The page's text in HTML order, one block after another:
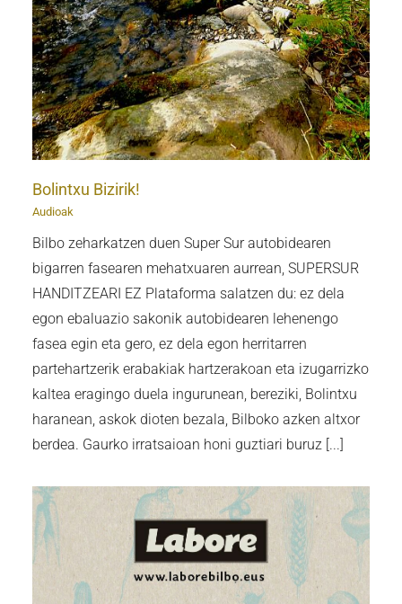
Bolintxu Bizirik!
Audioak
Bilbo zeharkatzen duen Super Sur autobidearen
bigarren fasearen mehatxuaren aurrean, SUPERSUR
HANDITZEARI EZ Plataforma salatzen du: ez dela
egon ebaluazio sakonik autobidearen lehenengo
fasea egin eta gero, ez dela egon herritarren
partehartzerik erabakiak hartzerakoan eta izugarrizko
kaltea eragingo duela ingurunean, bereziki, Bolintxu
haranean, askok dioten bezala, Bilboko azken altxor
berdea. Gaurko irratsaioan honi guztiari buruz [...]